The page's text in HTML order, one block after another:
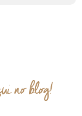
no blog!